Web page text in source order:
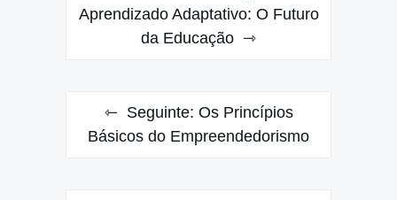
de
Aprendizado Adaptativo: O Futuro
da Educação
Seguinte: Os Princípios
Básicos do Empreendedorismo